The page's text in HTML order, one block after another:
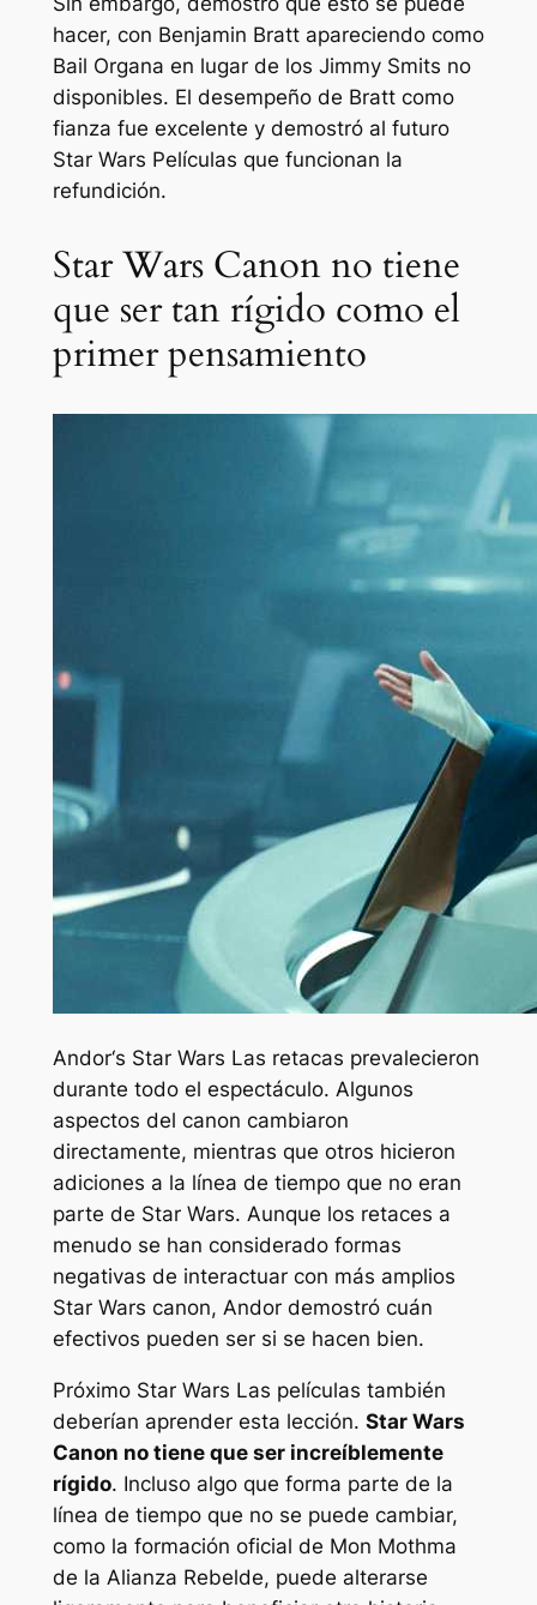
hacer, con Benjamin Bratt apareciendo como
Bail Organa en lugar de los Jimmy Smits no
disponibles. El desempeño de Bratt como
fianza fue excelente y demostró al futuro
Star Wars Películas que funcionan la
refundición.
Star Wars Canon no tiene
que ser tan rígido como el
primer pensamiento
Andor‘s Star Wars Las retacas prevalecieron
durante todo el espectáculo. Algunos
aspectos del canon cambiaron
directamente, mientras que otros hicieron
adiciones a la línea de tiempo que no eran
parte de Star Wars. Aunque los retaces a
menudo se han considerado formas
negativas de interactuar con más amplios
Star Wars canon, Andordemostró cuán
efectivos pueden ser si se hacen bien.
Próximo Star Wars Las películas también
deberían aprender esta lección. Star Wars
Canon no tiene que ser increíblemente
rígido. Incluso algo que forma parte de la
línea de tiempo que no se puede cambiar,
como la formación oficial de Mon Mothma
de la Alianza Rebelde, puede alterarse